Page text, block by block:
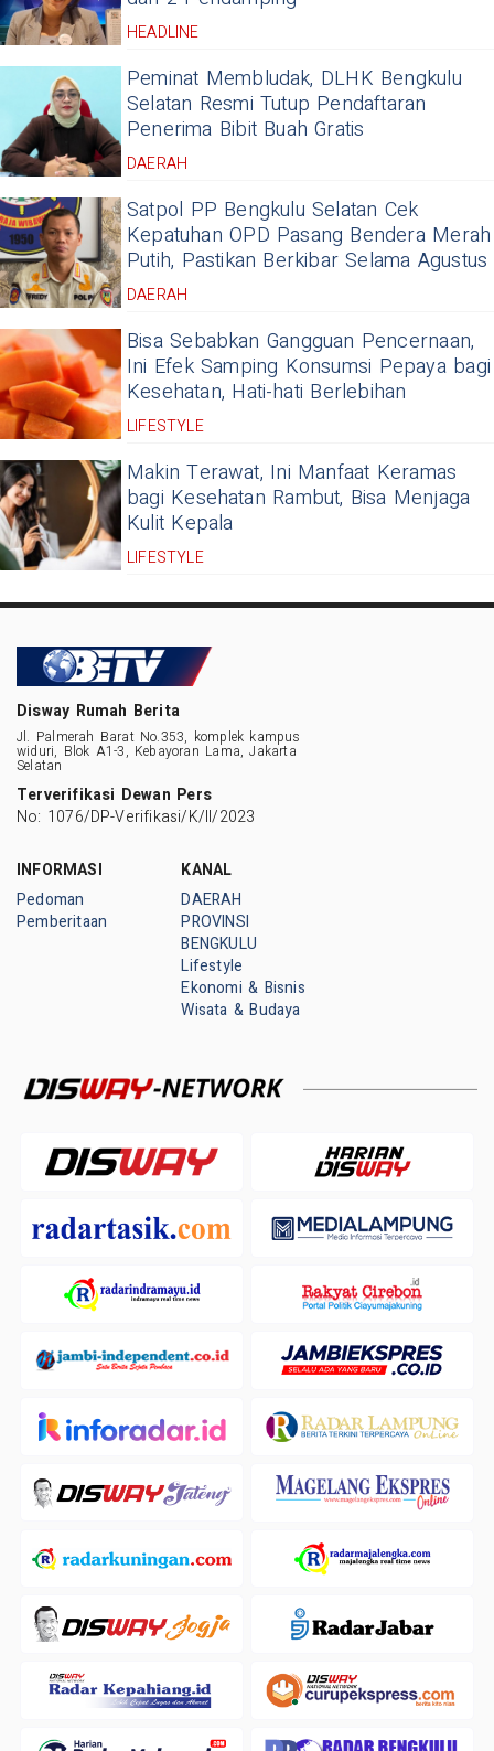
HEADLINE
Peminat Membludak, DLHK Bengkulu
Selatan Resmi Tutup Pendaftaran
Penerima Bibit Buah Gratis
DAERAH
Satpol PP Bengkulu Selatan Cek
Kepatuhan OPD Pasang Bendera Merah
Putih, Pastikan Berkibar Selama Agustus
DAERAH
Bisa Sebabkan Gangguan Pencernaan,
Ini Efek Samping Konsumsi Pepaya bagi
Kesehatan, Hati-hati Berlebihan
LIFESTYLE
Makin Terawat, Ini Manfaat Keramas
bagi Kesehatan Rambut, Bisa Menjaga
Kulit Kepala
LIFESTYLE
Disway Rumah Berita
Jl. Palmerah Barat No.353, komplek kampus
widuri, Blok A1-3, Kebayoran Lama, Jakarta
Selatan
Terverifikasi Dewan Pers
No: 1076/DP-Verifikasi/K/II/2023
INFORMASI
Pedoman
Pemberitaan
KANAL
DAERAH
PROVINSI
BENGKULU
Lifestyle
Ekonomi & Bisnis
Wisata & Budaya